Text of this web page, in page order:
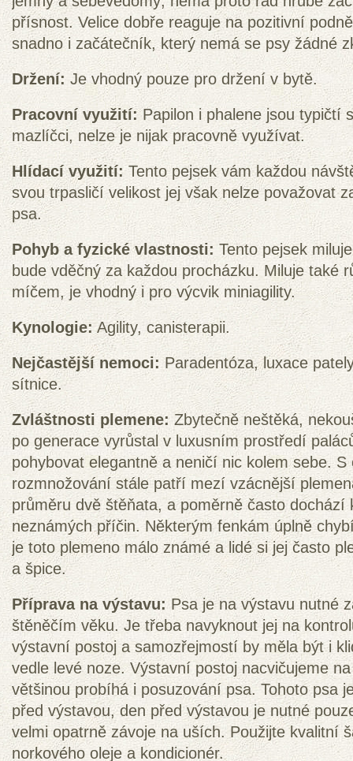
přísnost. Velice dobře reaguje na pozitivní
snadno i začátečník, který nemá se psy žádné
Držení: Je vhodný pouze pro držení v bytě.
Pracovní využití:Papilon i phalene jsou typičtí
mazlíčci, nelze je nijak pracovně využívat.
Hlídací využití:Tento pejsek vám každou
svou trpasličí velikost jej však nelze považovat
psa.
Pohyb a fyzické vlastnosti: Tento pejsek
bude vděčný za každou procházku. Miluje také
míčem, je vhodný i pro výcvik miniagility.
Kynologie:Agility, canisterapii.
Nejčastější nemoci:Paradentóza, luxace
sítnice.
Zvláštnosti plemene: Zbytečně neštěká,
po generace vyrůstal v luxusním prostředí
pohybovat elegantně a neničí nic kolem sebe.
rozmnožování stále patří mezí vzácnější
průměru dvě štěňata, a poměrně často dochází
neznámých příčin. Některým fenkám úplně
je toto plemeno málo známé a lidé si jej často
a špice.
Příprava na výstavu: Psa je na výstavu nutné
štěněčím věku. Je třeba navyknout jej na
výstavní postoj a samozřejmostí by měla být i
vedle levé noze. Výstavní postoj nacvičujeme
většinou probíhá i posuzování psa. Tohoto psa
před výstavou, den před výstavou je nutné
velmi opatrně závoje na uších. Použijte kvalitní
norkového oleje a kondicionér.